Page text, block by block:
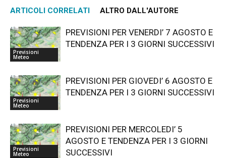
ARTICOLI CORRELATI ALTRO DALL'AUTORE
Previsioni
Meteo
PREVISIONI PER VENERDI’ 7 AGOSTO E
TENDENZA PER I 3 GIORNI SUCCESSIVI
Previsioni
Meteo
PREVISIONI PER GIOVEDI’ 6 AGOSTO E
TENDENZA PER I 3 GIORNI SUCCESSIVI
Previsioni
Meteo
PREVISIONI PER MERCOLEDI’ 5
AGOSTO E TENDENZA PER I 3 GIORNI
SUCCESSIVI